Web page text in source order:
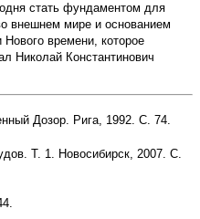
стать фундаментом для
внешнем мире и основанием
времени, которое
Николай Константинович
Дозор. Рига, 1992. С. 74.
Т. 1. Новосибирск, 2007. С.